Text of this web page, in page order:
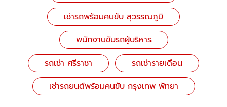
เช่ารถพร้อมคนขับ สุวรรณภูมิ
พนักงานขับรถผู้บริหาร
รถเช่า ศรีราชา
รถเช่ารายเดือน
เช่ารถยนต์พร้อมคนขับ กรุงเทพ พัทยา